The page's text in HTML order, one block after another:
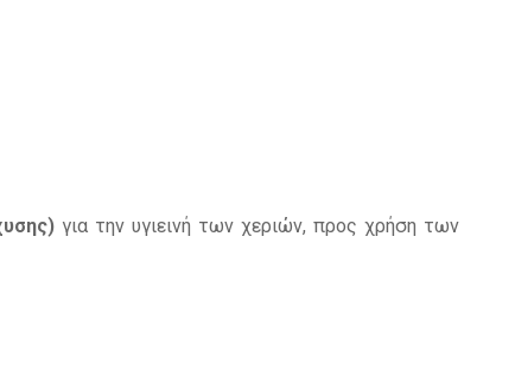
για την υγιεινή των χεριών, προς χρήση των